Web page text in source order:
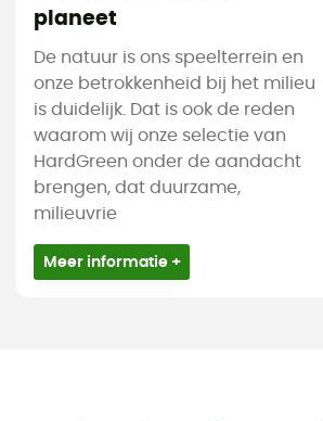
planeet
De natuur is ons speelterrein en
onze betrokkenheid bij het milieu
is duidelijk. Dat is ook de reden
waarom wij onze selectie van
HardGreen onder de aandacht
brengen, dat duurzame,
milieuvrie
Meer informatie +